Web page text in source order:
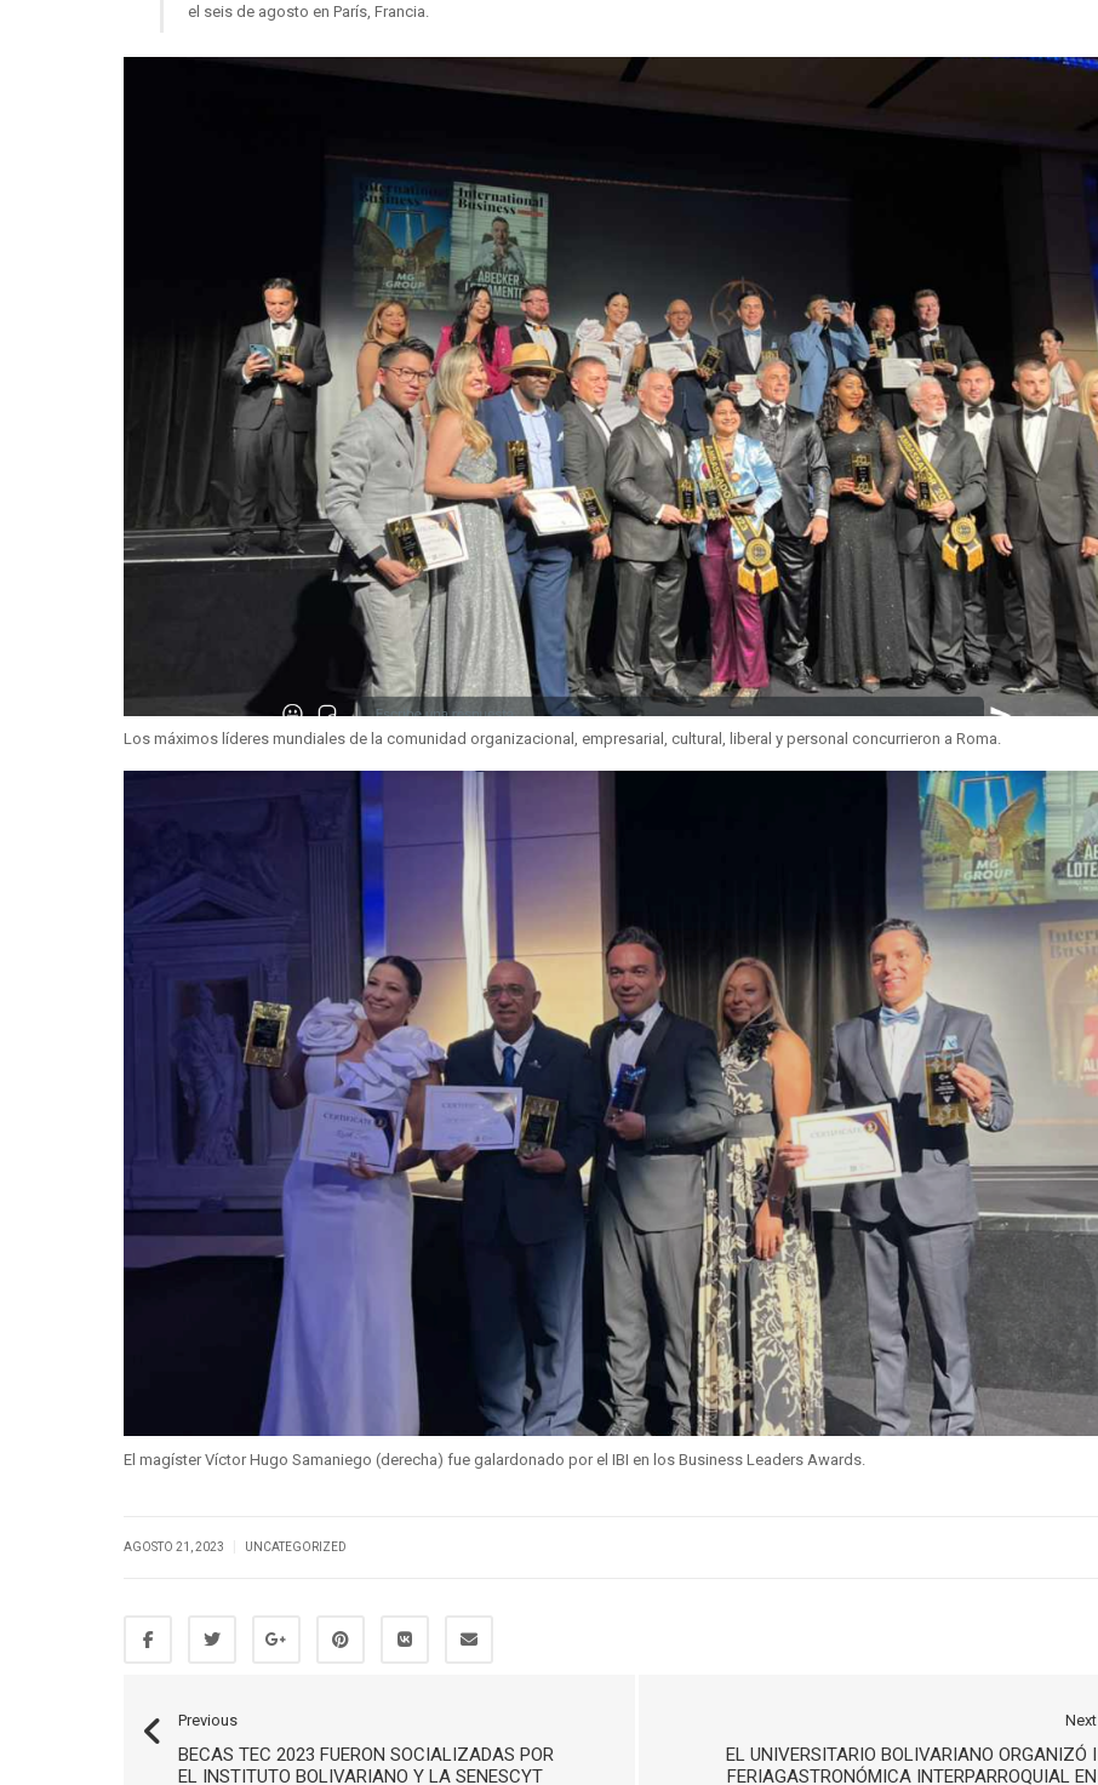
el seis de agosto en París, Francia.
Los máximos líderes mundiales de la comunidad organizacional, empresarial, cultural, liberal y personal concurrieron a Roma.
El magíster Víctor Hugo Samaniego (derecha) fue galardonado por el IBI en los Business Leaders Awards.
AGOSTO 21, 2023 UNCATEGORIZED
Previous
BECAS TEC 2023 FUERON SOCIALIZADAS POR
EL INSTITUTO BOLIVARIANO Y LA SENESCYT
Next
EL UNIVERSITARIO BOLIVARIANO ORGANIZÓ I
FERIAGASTRONÓMICA INTERPARROQUIAL EN